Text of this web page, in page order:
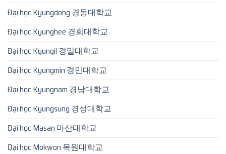
Đại học Kyungdong 경동대학교
Đại học Kyunghee 경희대학교
Đại học Kyungil 경일대학교
Đại học Kyungmin 경민대학교
Đại học Kyungnam 경남대학교
Đại học Kyungsung 경성대학교
Đại học Masan 마산대학교
Đại học Mokwon 목원대학교